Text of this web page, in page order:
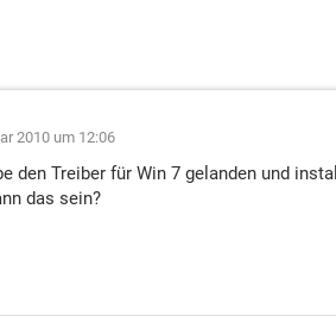
2010 um 12:06
den Treiber für Win 7 gelanden und
das sein?